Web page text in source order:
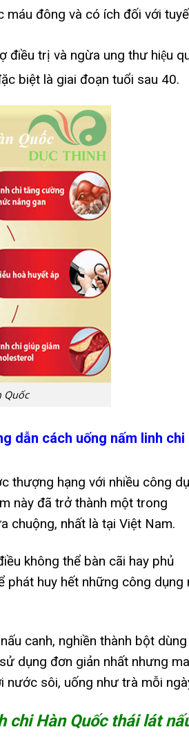
máu đông và có ích đối với
điều trị và ngừa ung thư hiệu
biệt là giai đoạn tuổi sau 40.
Quốc
dẫn cách uống nấm linh chi
thượng hạng với nhiều công
này đã trở thành một trong
chuộng, nhất là tại Việt Nam.
không thể bàn cãi hay phủ
phát huy hết những công dụng
canh, nghiền thành bột dùng
dụng đơn giản nhất nhưng
nước sôi, uống như trà mỗi
chi Hàn Quốc thái lát